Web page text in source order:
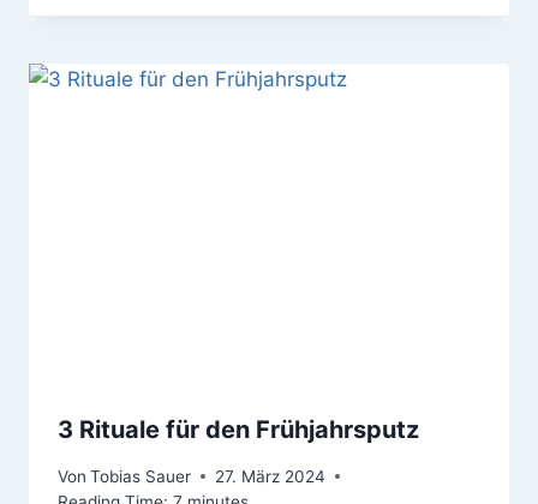
3 Rituale für den Frühjahrsputz
Von Tobias Sauer
27. März 2024